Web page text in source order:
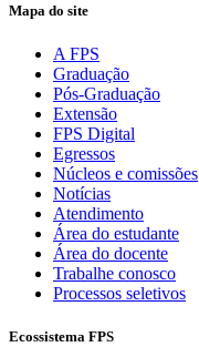
Mapa do site
A FPS
Graduação
Pós-Graduação
Extensão
FPS Digital
Egressos
Núcleos e comissões
Notícias
Atendimento
Área do estudante
Área do docente
Trabalhe conosco
Processos seletivos
Ecossistema FPS